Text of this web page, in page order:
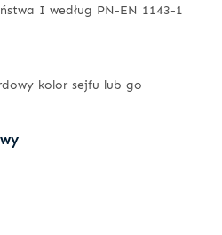
I według PN-EN 1143-1
kolor sejfu lub go